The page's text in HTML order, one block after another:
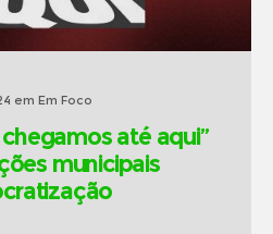
em Em Foco
até aqui”
municipais